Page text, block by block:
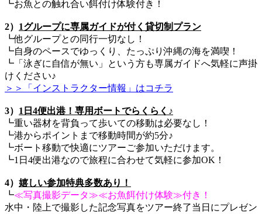
┗お魚との触れ合い餌付け体験付き！
2） 1グループに専属ガイドが付く貸切制プラン
┗他グループとの同行一切なし！
┗自身のペースでゆっくり、たっぷり沖縄の海を満喫！
┗「泳ぎに自信が無い」という方も専属ガイドへ気軽に声掛
けください♪
＞＞「インストラクター情報」はコチラ
3） 1日4便出港！専用ボートでらくらく♪
┗重い器材を背負って歩いての移動は必要なし！
┗港からポイントまで移動時間が約5分♪
┗ボート移動で快適にツアーご参加いただけます。
┗1日4便出港なので旅程に合わせて気軽に参加OK！
4） 嬉しい参加特典多数あり！
┗≪写真撮影データ≫≪お魚餌付け体験≫付き！
水中・陸上で撮影した記念写真をツアー終了当日にプレゼン